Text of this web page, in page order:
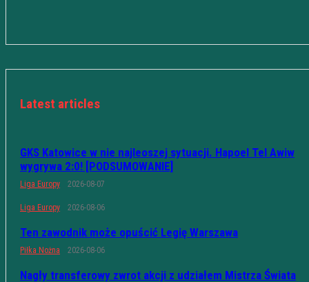
Latest articles
GKS Katowice w nie najleoszej sytuacji. Hapoel Tel Awiw
wygrywa 2:0! [PODSUMOWANIE]
Liga Europy 2026-08-07
Liga Europy 2026-08-06
Ten zawodnik może opuścić Legię Warszawa
Piłka Nożna 2026-08-06
Nagły transferowy zwrot akcji z udziałem Mistrza Świata